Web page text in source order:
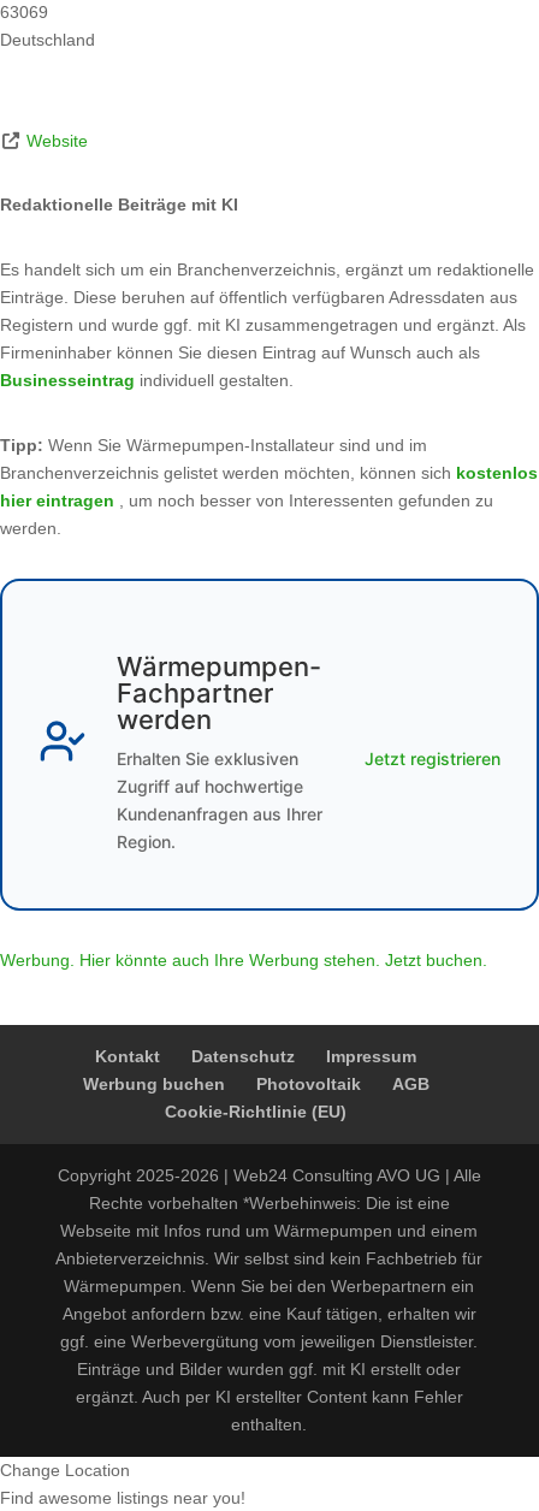
63069
Deutschland
Website
Redaktionelle Beiträge mit KI
Es handelt sich um ein Branchenverzeichnis, ergänzt um redaktionelle
Einträge. Diese beruhen auf öffentlich verfügbaren Adressdaten aus
Registern und wurde ggf. mit KI zusammengetragen und ergänzt. Als
Firmeninhaber können Sie diesen Eintrag auf Wunsch auch als
Businesseintrag individuell gestalten.
Tipp: Wenn Sie Wärmepumpen-Installateur sind und im
Branchenverzeichnis gelistet werden möchten, können sich kostenlos
hier eintragen , um noch besser von Interessenten gefunden zu
werden.
Wärmepumpen-
Fachpartner
werden
Erhalten Sie exklusiven
Zugriff auf hochwertige
Kundenanfragen aus Ihrer
Region.
Jetzt registrieren
Werbung. Hier könnte auch Ihre Werbung stehen. Jetzt buchen.
Kontakt Datenschutz
Impressum
Werbung buchen
Photovoltaik
AGB
Cookie-Richtlinie (EU)
Copyright 2025-2026 | Web24 Consulting AVO UG | Alle
Rechte vorbehalten *Werbehinweis: Die ist eine
Webseite mit Infos rund um Wärmepumpen und einem
Anbieterverzeichnis. Wir selbst sind kein Fachbetrieb für
Wärmepumpen. Wenn Sie bei den Werbepartnern ein
Angebot anfordern bzw. eine Kauf tätigen, erhalten wir
ggf. eine Werbevergütung vom jeweiligen Dienstleister.
Einträge und Bilder wurden ggf. mit KI erstellt oder
ergänzt. Auch per KI erstellter Content kann Fehler
enthalten.
Change Location
Find awesome listings near you!